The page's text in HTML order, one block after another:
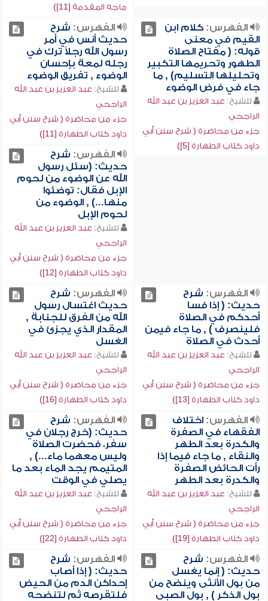
ماجه المقدمة [11])
الفهرس:كلام ابن
القيم في معنى
قوله: ( مفتاح الصلاة
الطهور وتحريمها التكبير
وتحليلها التسليم) , ما
جاء في فرض الوضوء
للشيخ: عبد العزيز بن عبد الله
الراجحي
جزء من محاضرة ( شرح سنن أبي
داود كتاب الطهارة [5])
الفهرس: شرح
حديث أنس في أمر
رسول الله رجلاً ترك في
رجله لمعة بإحسان
الوضوء , تفريق الوضوء
للشيخ: عبد العزيز بن عبد الله
الراجحي
جزء من محاضرة ( شرح سنن أبي
داود كتاب الطهارة [11])
الفهرس: شرح
حديث: (سئل رسول
الله عن الوضوء من لحوم
الإبل فقال: توضئوا
منها...) , الوضوء من
لحوم الإبل
للشيخ: عبد العزيز بن عبد الله
الراجحي
جزء من محاضرة ( شرح سنن أبي
داود كتاب الطهارة [12])
الفهرس: شرح
حديث: ( إذا فسا
أحدكم في الصلاة
فلينصرف ) , ما جاء فيمن
أحدث في الصلاة
للشيخ: عبد العزيز بن عبد الله
الراجحي
جزء من محاضرة ( شرح سنن أبي
داود كتاب الطهارة [13])
الفهرس: شرح
حديث اغتسال رسول
الله من الفرق للجنابة ,
المقدار الذي يجزئ في
الغسل
للشيخ: عبد العزيز بن عبد الله
الراجحي
جزء من محاضرة ( شرح سنن أبي
داود كتاب الطهارة [16])
الفهرس:اختلاف
الفقهاء في الصفرة
والكدرة بعد الطهر
والنقاء , ما جاء فيما إذا
رأت الحائض الصفرة
والكدرة بعد الطهر
للشيخ: عبد العزيز بن عبد الله
الراجحي
جزء من محاضرة ( شرح سنن أبي
داود كتاب الطهارة [19])
الفهرس: شرح
حديث: (خرج رجلان في
سفر، فحضرت الصلاة
وليس معهما ماء...) ,
المتيمم يجد الماء بعد ما
يصلي في الوقت
للشيخ: عبد العزيز بن عبد الله
الراجحي
جزء من محاضرة ( شرح سنن أبي
داود كتاب الطهارة [22])
الفهرس: شرح
حديث: ( إنما يغسل
من بول الأنثى وينضح من
بول الذكر ) , بول الصبي
الفهرس: شرح
حديث: ( إذا أصاب
إحداكن الدم من الحيض
فلتقرصه ثم لتنضحه